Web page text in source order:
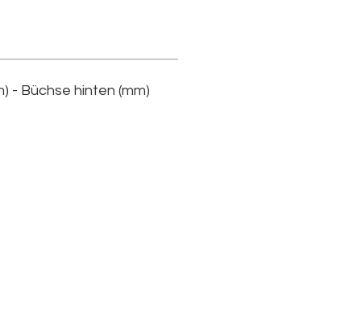
- Büchse hinten (mm)